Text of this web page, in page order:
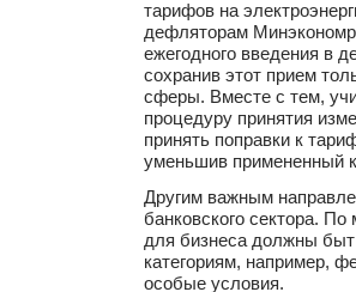
тарифов на
дефляторам
ежегодного введения в
сохранив этот прием
сферы. Вместе с тем,
процедуру принятия
принять поправки к
уменьшив примененный
Другим важным
банковского сектора.
для бизнеса должны
категориям, например,
особые условия.